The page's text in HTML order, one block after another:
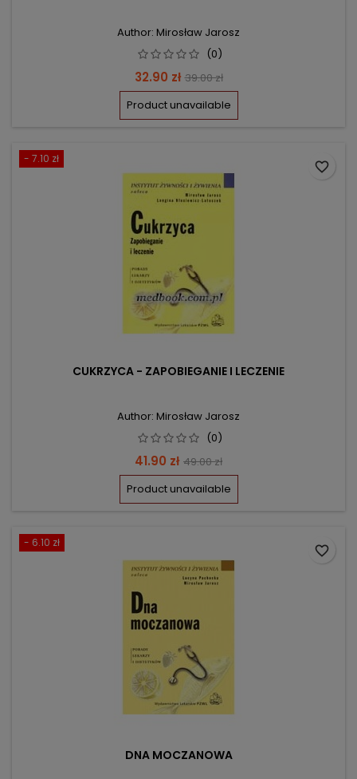
Author: Mirosław Jarosz
(0)
Price
32.90 zł Regular
price
39.00 zł
Product unavailable
- 7.10 zł
CUKRZYCA - ZAPOBIEGANIE I LECZENIE
Author: Mirosław Jarosz
(0)
Price
41.90 zł Regular
price
49.00 zł
Product unavailable
favorite_border
- 6.10 zł
DNA MOCZANOWA
favorite_border